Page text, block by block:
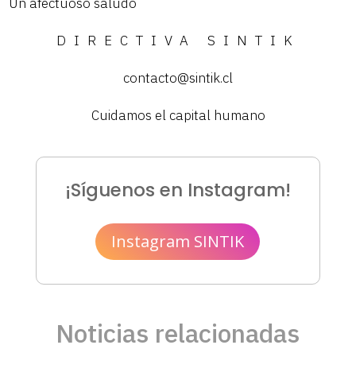
DIRECTIVA SINTIK
contacto@sintik.cl
Cuidamos el capital humano
¡Síguenos en Instagram!
Instagram SINTIK
Noticias relacionadas